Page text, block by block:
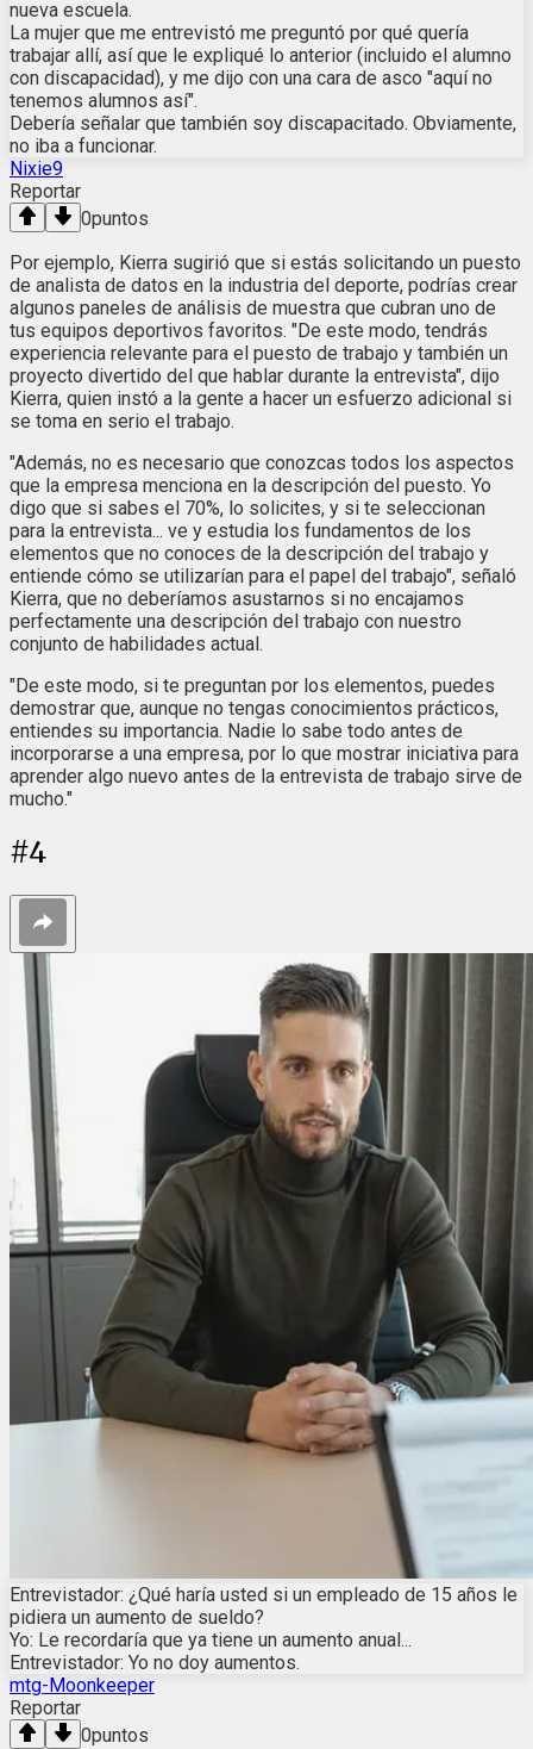
nueva escuela.
La mujer que me entrevistó me preguntó por qué quería
trabajar allí, así que le expliqué lo anterior (incluido el alumno
con discapacidad), y me dijo con una cara de asco "aquí no
tenemos alumnos así".
Debería señalar que también soy discapacitado. Obviamente,
no iba a funcionar.
Nixie9
Reportar
0puntos
Por ejemplo, Kierra sugirió que si estás solicitando un puesto
de analista de datos en la industria del deporte, podrías crear
algunos paneles de análisis de muestra que cubran uno de
tus equipos deportivos favoritos. "De este modo, tendrás
experiencia relevante para el puesto de trabajo y también un
proyecto divertido del que hablar durante la entrevista", dijo
Kierra, quien instó a la gente a hacer un esfuerzo adicional si
se toma en serio el trabajo.
"Además, no es necesario que conozcas todos los aspectos
que la empresa menciona en la descripción del puesto. Yo
digo que si sabes el 70%, lo solicites, y si te seleccionan
para la entrevista... ve y estudia los fundamentos de los
elementos que no conoces de la descripción del trabajo y
entiende cómo se utilizarían para el papel del trabajo", señaló
Kierra, que no deberíamos asustarnos si no encajamos
perfectamente una descripción del trabajo con nuestro
conjunto de habilidades actual.
"De este modo, si te preguntan por los elementos, puedes
demostrar que, aunque no tengas conocimientos prácticos,
entiendes su importancia. Nadie lo sabe todo antes de
incorporarse a una empresa, por lo que mostrar iniciativa para
aprender algo nuevo antes de la entrevista de trabajo sirve de
mucho."
#4
Entrevistador: ¿Qué haría usted si un empleado de 15 años le
pidiera un aumento de sueldo?
Yo: Le recordaría que ya tiene un aumento anual...
Entrevistador: Yo no doy aumentos.
mtg-Moonkeeper
Reportar
0puntos